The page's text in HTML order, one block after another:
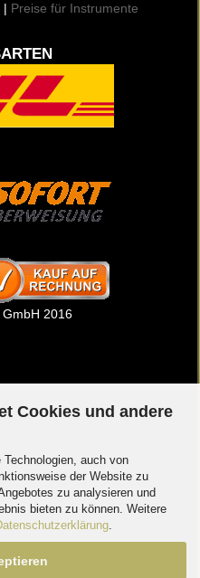
Cookies und andere
auch von
der Website zu
zu analysieren und
bieten zu können. Weitere
| Preise für Instrumente
2016